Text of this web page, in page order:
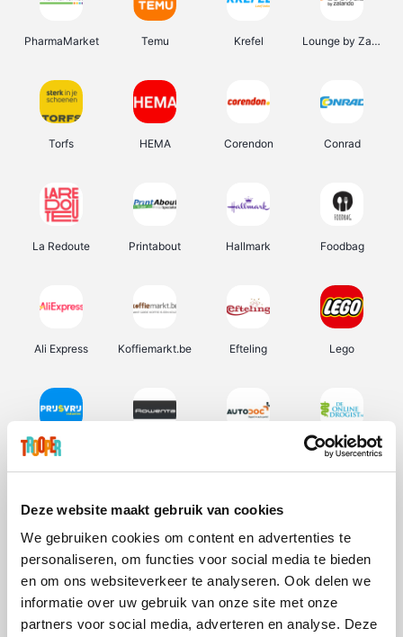
Deze website maakt gebruik van cookies
We gebruiken cookies om content en advertenties te
personaliseren, om functies voor social media te bieden
en om ons websiteverkeer te analyseren. Ook delen we
informatie over uw gebruik van onze site met onze
partners voor social media, adverteren en analyse. Deze
PharmaMarket Temu Krefel Lounge by Zalando
Torfs HEMA Corendon Conrad
La Redoute Printabout Hallmark Foodbag
Ali Express Koffiemarkt.be Efteling Lego
Prijsvrij De Online Drogist
Vidaxl Lampenlicht.be Adidas Hotels.com